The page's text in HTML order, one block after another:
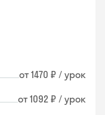
от 1470 ₽ / урок
от 1092 ₽ / урок